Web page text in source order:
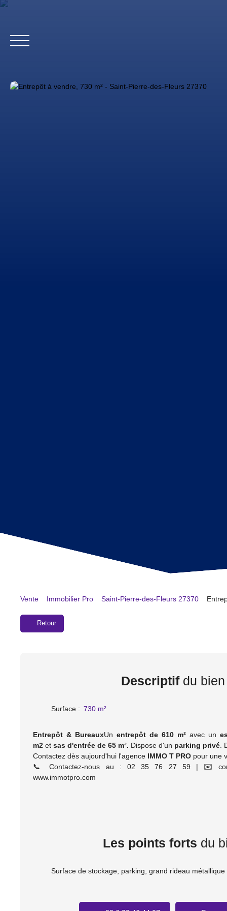
Vente Immobilier Pro Saint-Pierre-des-Fleurs 27370
Retour
Descriptifdu bien
Surface : 730 m²
Entrepôt & BureauxUn entrepôt de 610 m² avec un
m2 et sas d'entrée de 65 m². Dispose d'un parking privé.
Contactez dès aujourd'hui l'agence IMMO T PRO pour une
📞 Contactez-nous au : 02 35 76 27 59 | ✉️
www.immotpro.com
Les points forts du
Surface de stockage, parking, grand rideau métallique